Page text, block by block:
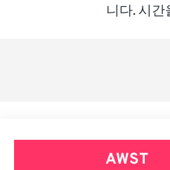
니다. 시
AWST